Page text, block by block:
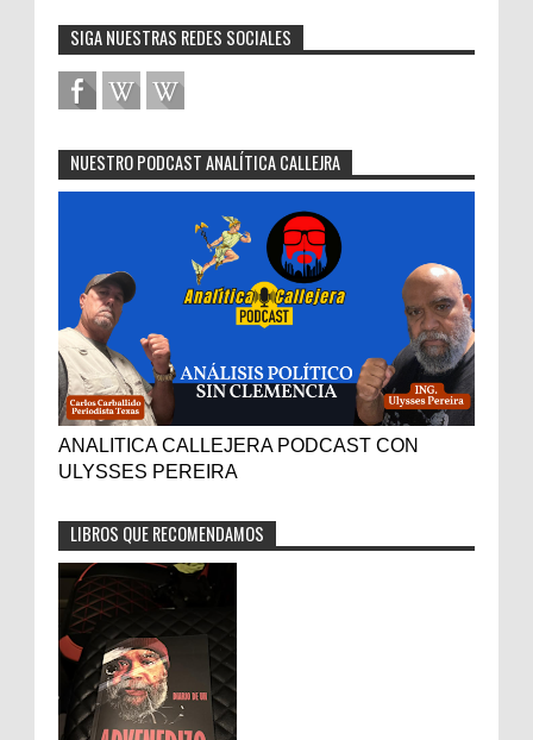
SIGA NUESTRAS REDES SOCIALES
NUESTRO PODCAST ANALÍTICA CALLEJRA
ANALITICA CALLEJERA PODCAST CON
ULYSSES PEREIRA
LIBROS QUE RECOMENDAMOS